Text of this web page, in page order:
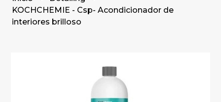
KOCHCHEMIE - Csp- Acondicionador de
interiores brilloso